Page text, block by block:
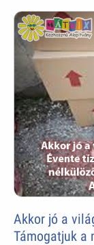
Akkor jó a
Támogatjuk a